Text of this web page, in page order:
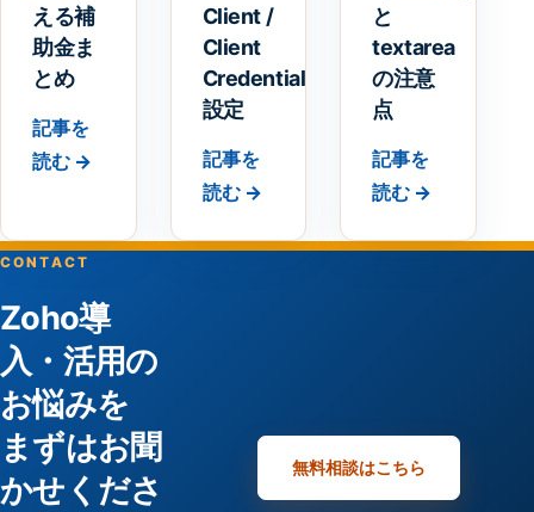
える補
助金ま
とめ
記事を
読む →
Client /
Client
Credentials
設定
記事を
読む →
と
textarea
の注意
点
記事を
読む →
CONTACT
Zoho導
入・活用の
お悩みを
まずはお聞
かせくださ
無料相談はこちら